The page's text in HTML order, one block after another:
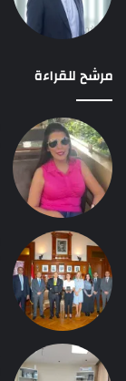
مرشح للقراءة